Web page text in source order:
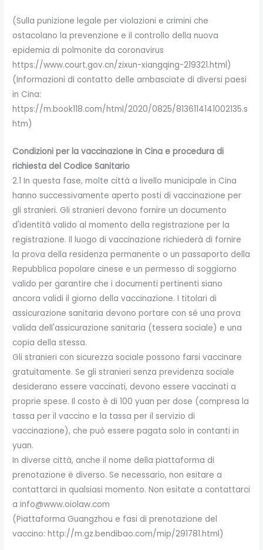
(Sulla punizione legale per violazioni e crimini che
ostacolano la prevenzione e il controllo della nuova
epidemia di polmonite da coronavirus
https://www.court.gov.cn/zixun-xiangqing-219321.html)
(Informazioni di contatto delle ambasciate di diversi paesi
in Cina:
https://m.book118.com/html/2020/0825/8136114141002135.s
htm)
Condizioni per la vaccinazione in Cina e procedura di
richiesta del Codice Sanitario
2.1 In questa fase, molte città a livello municipale in Cina
hanno successivamente aperto posti di vaccinazione per
gli stranieri. Gli stranieri devono fornire un documento
d'identità valido al momento della registrazione per la
registrazione. Il luogo di vaccinazione richiederà di fornire
la prova della residenza permanente o un passaporto della
Repubblica popolare cinese e un permesso di soggiorno
valido per garantire che i documenti pertinenti siano
ancora validi il giorno della vaccinazione. I titolari di
assicurazione sanitaria devono portare con sé una prova
valida dell'assicurazione sanitaria (tessera sociale) e una
copia della stessa.
Gli stranieri con sicurezza sociale possono farsi vaccinare
gratuitamente. Se gli stranieri senza previdenza sociale
desiderano essere vaccinati, devono essere vaccinati a
proprie spese. Il costo è di 100 yuan per dose (compresa la
tassa per il vaccino e la tassa per il servizio di
vaccinazione), che può essere pagata solo in contanti in
yuan.
In diverse città, anche il nome della piattaforma di
prenotazione è diverso. Se necessario, non esitare a
contattarci in qualsiasi momento. Non esitate a contattarci
a info@www.oiolaw.com
(Piattaforma Guangzhou e fasi di prenotazione del
vaccino: http://m.gz.bendibao.com/mip/291781.html)